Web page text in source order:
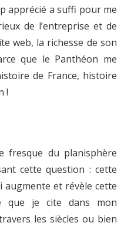
apprécié a suffi pour me
de l’entreprise et de
web, la richesse de son
que le Panthéon me
de France, histoire
!
fresque du planisphère
cette question : cette
et révèle cette
que je cite dans mon
les siècles ou bien